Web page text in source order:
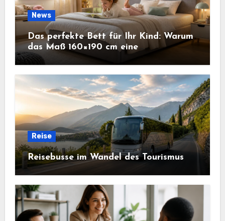
News
Das perfekte Bett für Ihr Kind: Warum
das Maß 160×190 cm eine
ausgezeichnete Wahl ist
Reise
Reisebusse im Wandel des Tourismus